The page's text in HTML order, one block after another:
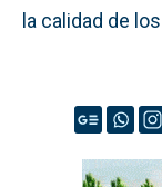
la calidad de